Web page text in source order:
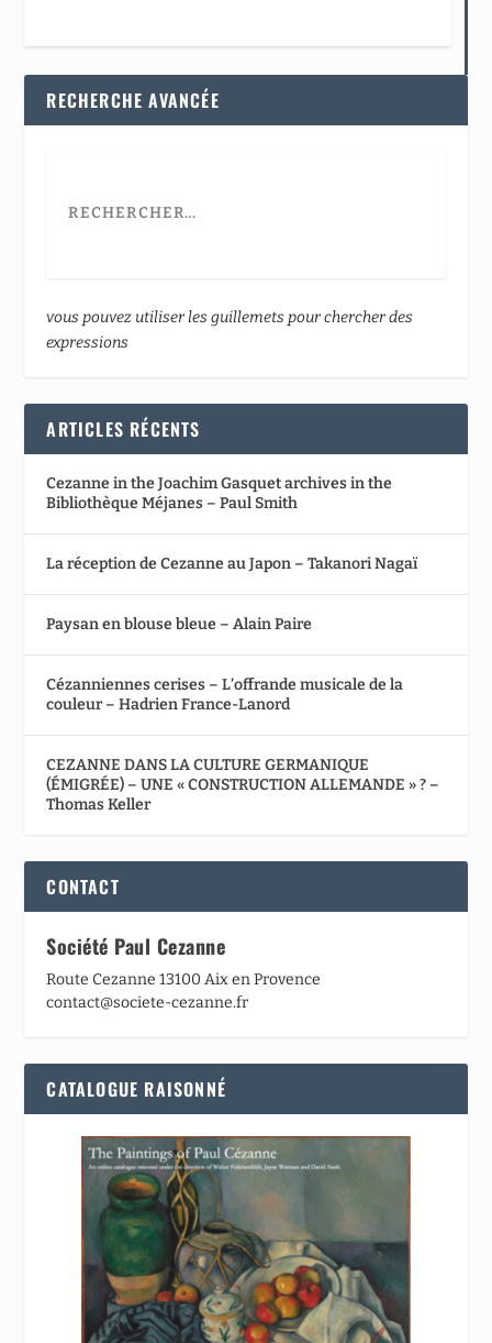
RECHERCHE AVANCÉE
vous pouvez utiliser les guillemets pour chercher des
expressions
ARTICLES RÉCENTS
Cezanne in the Joachim Gasquet archives in the
Bibliothèque Méjanes – Paul Smith
La réception de Cezanne au Japon – Takanori Nagaï
Paysan en blouse bleue – Alain Paire
Cézanniennes cerises – L’offrande musicale de la
couleur – Hadrien France-Lanord
CEZANNE DANS LA CULTURE GERMANIQUE
(ÉMIGRÉE) – UNE « CONSTRUCTION ALLEMANDE » ? –
Thomas Keller
CONTACT
Société Paul Cezanne
Route Cezanne 13100 Aix en Provence
contact@societe-cezanne.fr
CATALOGUE RAISONNÉ